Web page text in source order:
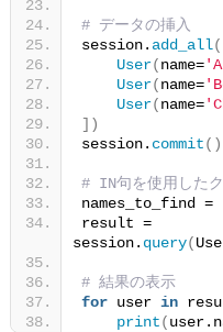
# データの挿入
session. add_all
User(name=
User(name=
User(name=
])
session. commit()
# IN句を使用した
names_to_find =
result =
session. query(
# 結果の表示
for user in
print(